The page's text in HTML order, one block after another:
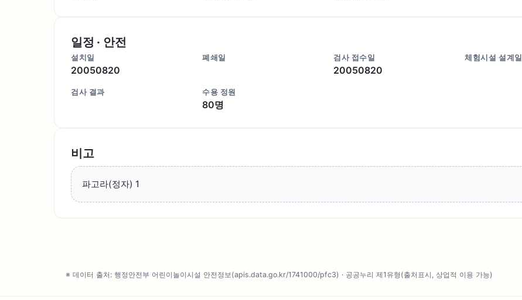
일정 · 안전
설치일
20050820
폐쇄일 검사 접수일
20050820
체험시설 설계일
검사 결과 수용 정원
80명
비고
파고라(정자) 1
※ 데이터 출처: 행정안전부 어린이놀이시설 안전정보(apis.data.go.kr/1741000/pfc3) · 공공누리 제1유형(출처표시, 상업적 이용 가능)